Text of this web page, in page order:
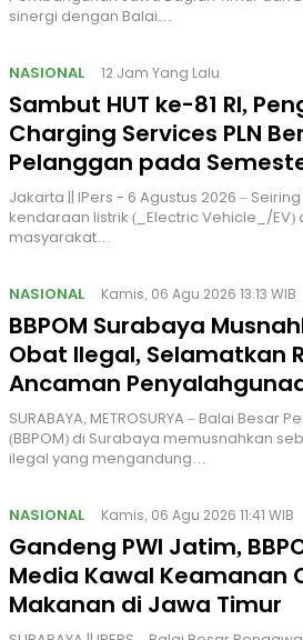
sinergi dengan Balai…
NASIONAL 12 Jam Yang Lalu
Sambut HUT ke-81 RI,
Charging Services PLN
Pelanggan pada
Jakarta || IPers - 6 Agustus 2026 –
kendaraan listrik (_Electric Vehicle_/EV)
masyarakat…
NASIONAL Kamis, 06 Agu 2026 13:13 WIB
BBPOM Surabaya
Obat Ilegal, Selamatkan
Ancaman
SURABAYA, METROSURYA – Balai
(BBPOM) di Surabaya memusnahkan
ilegal yang mengandung…
NASIONAL Kamis, 06 Agu 2026 11:41 WIB
Gandeng PWI Jatim,
Media Kawal Keamanan
Makanan di Jawa Timur